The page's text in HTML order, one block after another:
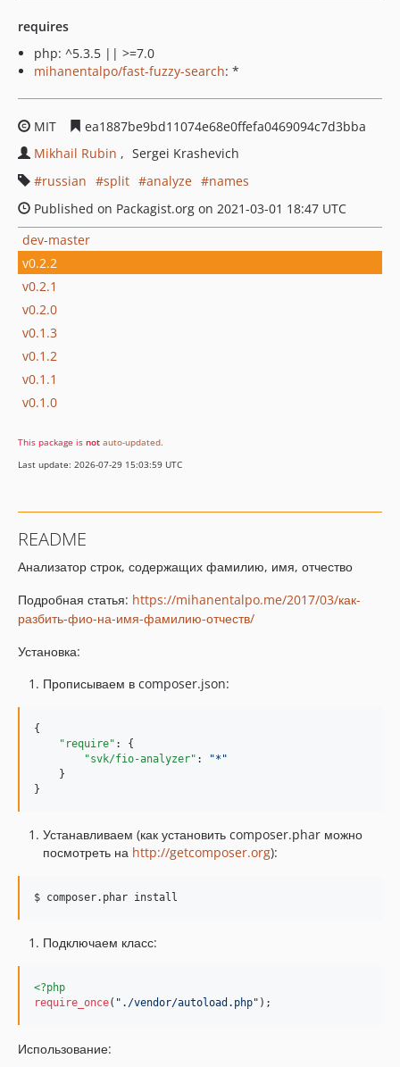
requires
php: ^5.3.5 || >=7.0
mihanentalpo/fast-fuzzy-search: *
MIT
ea1887be9bd11074e68e0ffefa0469094c7d3bba
Mikhail Rubin
Sergei Krashevich
russian
split analyze
names
Published on Packagist.org on 2021-03-01 18:47 UTC
dev-master
v0.2.2
v0.2.1
v0.2.0
v0.1.3
v0.1.2
v0.1.1
v0.1.0
This package is not auto-updated.
Last update: 2026-07-29 15:03:59 UTC
README
Анализатор строк, содержащих фамилию, имя, отчество
Подробная статья: https://mihanentalpo.me/2017/03/как-
разбить-фио-на-имя-фамилию-отчеств/
Установка:
Прописываем в composer.json:
{
"require" : {
"svk/fio-analyzer" : "* "
    }
}
Устанавливаем (как установить composer.phar можно
посмотреть на http://getcomposer.org):
$ composer.phar install
Подключаем класс:
<?php
require_once( " ./vendor/autoload.php" );
Использование: